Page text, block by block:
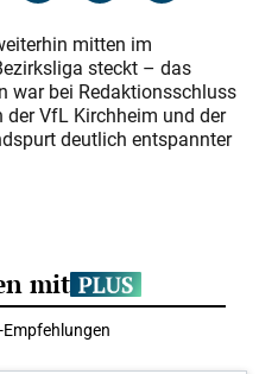
mitten im
steckt – das
war bei Redaktionsschluss
VfL Kirchheim und der
deutlich entspannter